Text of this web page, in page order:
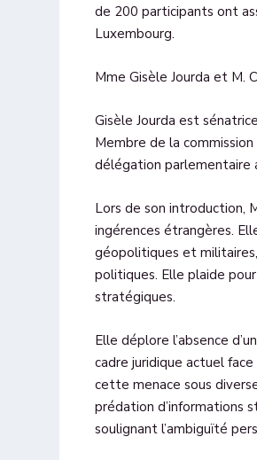
de 200 participants ont
Luxembourg.
Mme Gisèle Jourda et M.
Gisèle Jourda est
Membre de la
délégation parlementaire
Lors de son introduction,
ingérences étrangères.
géopolitiques et
politiques. Elle plaide
stratégiques.
Elle déplore l’absence
cadre juridique actuel
cette menace sous
prédation d’informations
soulignant l’ambiguïté